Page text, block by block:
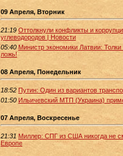
09 Апреля, Вторник
21:19 Оттолкнули конфликты и
углеводородов | Новости
05:40 Министр экономики Латвии:
ложь!
08 Апреля, Понедельник
18:52 Путин: Один из вариантов
01:50 Ильичевский МТП (Украина)
07 Апреля, Воскресенье
21:31 Миллер: СПГ из США никогда не
Европе